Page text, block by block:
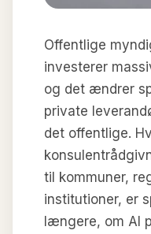
Offentlige
investerer
og det ændrer
private
det offentlige.
til kommuner,
institutioner, er
længere, om AI